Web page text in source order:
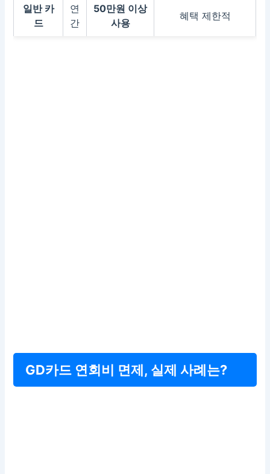
일반 카
드
연
간
50만원 이상
사용
혜택 제한적
GD카드 연회비 면제, 실제 사례는?